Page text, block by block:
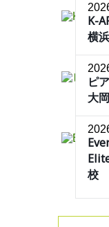
K-
横
ピ
大
校